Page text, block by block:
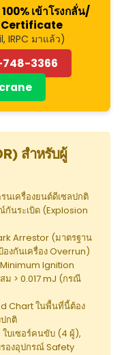
เข้าโรงกลั่น/
Certificate
IRPC มาแล้ว)
748-3366
สำหรับผู้
นเครื่องยนต์ดีเซลปกติ
กันระเบิด (Explosion
Arrestor (มาตรฐาน
งกันเครื่อง Overrun)
Ignition
ม > 0.017 mJ (กรณี
Chart ในพื้นที่นี้ต้อง
กติ
ใบเซอร์คนขับ (4 ผู้),
องอุปกรณ์ Safety